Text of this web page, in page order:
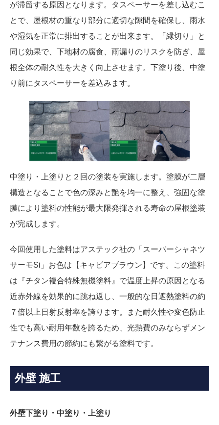
が滞留する原因となります。タスペーサーを差し込むこ
とで、屋根材の重なり部分に適切な隙間を確保し、雨水
や湿気を正常に排出することが出来ます。「縁切り」と
同じ効果で、下地材の腐食、雨漏りのリスクを防ぎ、屋
根全体の耐久性を大きく向上させます。下塗り後、中塗
り前にタスペーサーを差込みます。
中塗り・上塗りと２回の塗装を実施します。塗膜が二層
構造となることで色の深みと艶を均一に整え、強固な塗
膜により塗料の性能が最大限発揮される寿命の屋根塗装
が完成します。
今回使用した塗料はアステック社の「スーパーシャネツ
サーモSi」お色は【キャビアブラウン】です。この塗料
は『チタン複合特殊無機塗料』で温度上昇の原因となる
近赤外線を効果的に跳ね返し、一般的な日遮熱塗料の約
７倍以上日射反射率を誇ります。また耐久性や変色防止
性でも高い耐用年数を誇るため、光熱費のみならずメン
テナンス費用の節約にも繋がる塗料です。
外壁 施工
外壁下塗り・中塗り・上塗り